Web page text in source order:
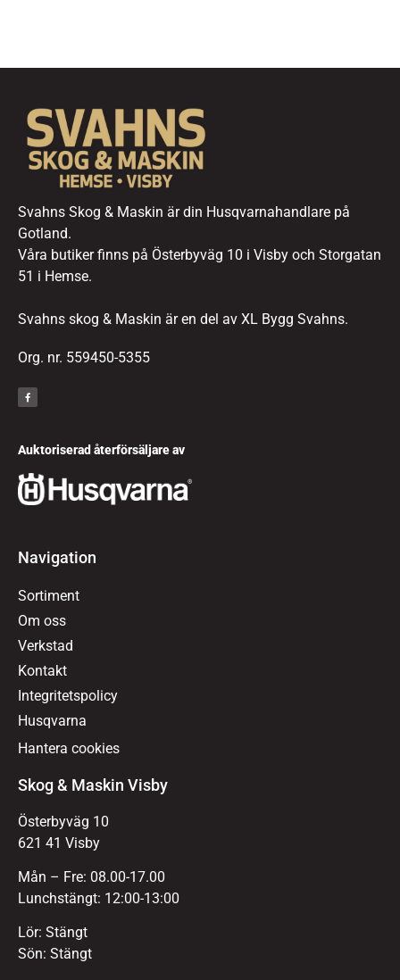
Svahns Skog & Maskin är din Husqvarnahandlare på
Gotland.
Våra butiker finns på Österbyväg 10 i Visby och Storgatan
51 i Hemse.
Svahns skog & Maskin är en del av XL Bygg Svahns.
Org. nr. 559450-5355
Auktoriserad återförsäljare av
Navigation
Sortiment
Om oss
Verkstad
Kontakt
Integritetspolicy
Husqvarna
Hantera cookies
Skog & Maskin Visby
Österbyväg 10
621 41 Visby
Mån – Fre: 08.00-17.00
Lunchstängt: 12:00-13:00
Lör: Stängt
Sön: Stängt